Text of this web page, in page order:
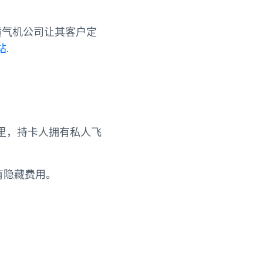
机公司让其客户定
.
，持卡人拥有私人飞
藏费用。